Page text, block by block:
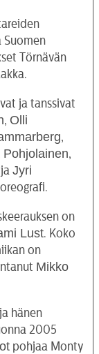
Suomen
Törnävän
ja tanssivat
, Olli
,
Pohjolainen,
ja Jyri
on
Lust. Koko
on
Mikko
ja hänen
2005
pohjaa Monty